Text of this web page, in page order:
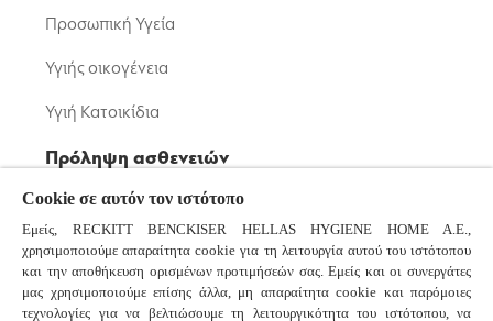
Προσωπική Υγεία
Υγιής οικογένεια
Υγιή Κατοικίδια
Πρόληψη ασθενειών
Μικρόβια: Βακτήρια και Ιοί
Κορονοϊός
Κοινό Κρυολόγημα και Γρίπη
Cookie σε αυτόν τον ιστότοπο
Εμείς, RECKITT BENCKISER HELLAS HYGIENE HOME A.E.,
χρησιμοποιούμε απαραίτητα cookie για τη λειτουργία αυτού του ιστότοπου
και την αποθήκευση ορισμένων προτιμήσεών σας. Εμείς και οι συνεργάτες
μας χρησιμοποιούμε επίσης άλλα, μη απαραίτητα cookie και παρόμοιες
τεχνολογίες για να βελτιώσουμε τη λειτουργικότητα του ιστότοπου, να